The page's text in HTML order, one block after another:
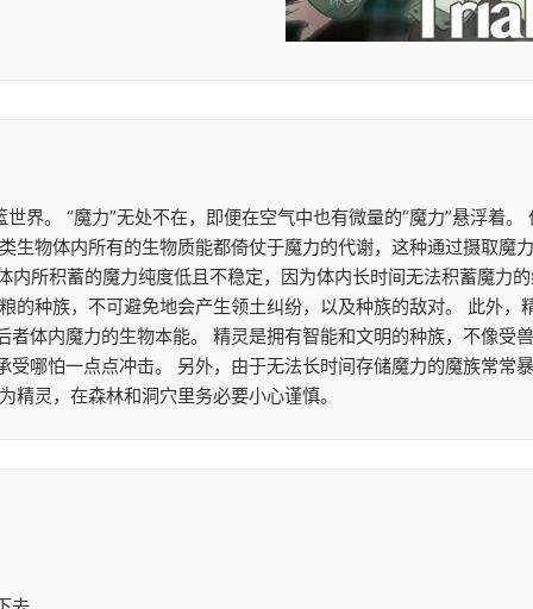
界。 “魔力”无处不在，即便在空气中也有微量的“魔力”悬浮着
生物体内所有的生物质能都倚仗于魔力的代谢，这种通过摄取魔
内所积蓄的魔力纯度低且不稳定，因为体内长时间无法积蓄魔力
的种族，不可避免地会产生领土纠纷，以及种族的敌对。 此外
体内魔力的生物本能。 精灵是拥有智能和文明的种族，不像受
哪怕一点点冲击。 另外，由于无法长时间存储魔力的魔族常常
灵，在森林和洞穴里务必要小心谨慎。